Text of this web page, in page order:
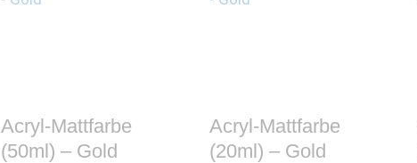
Acryl-Mattfarbe
(50ml) – Gold
Acryl-Mattfarbe
(20ml) – Gold